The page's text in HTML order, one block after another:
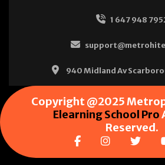
1 647 948
940 Midland Av
Copyright @2025
Elearning School Pro
Reserved.